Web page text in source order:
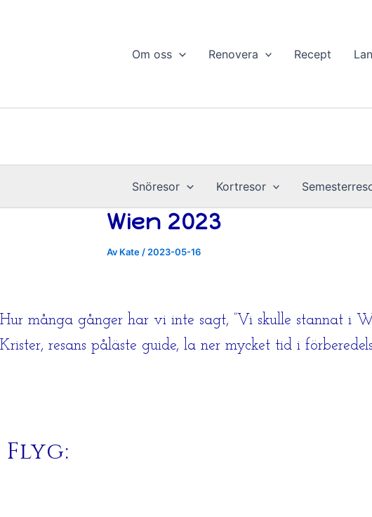
Om oss Renovera Recept
Snöresor Kortresor
Wien 2023
Av Kate / 2023-05-16
Hur många gånger har vi inte sagt, ”Vi skulle stannat i
Krister, resans påläste guide, la ner mycket tid i
Flyg: